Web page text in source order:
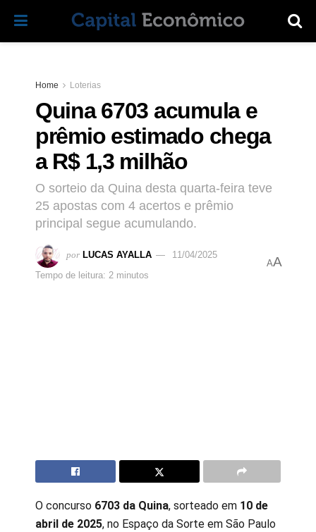
Home Loterias
Quina 6703 acumula e
prêmio estimado chega
a R$ 1,3 milhão
O sorteio da Quina desta quarta-feira teve
25 apostas com 4 acertos e prêmio
principal segue acumulando.
por LUCAS AYALLA
11/04/2025
Tempo de leitura: 2 minutos
AA
O concurso 6703 da Quina, sorteado em 10 de
abril de 2025, no Espaço da Sorte em São Paulo